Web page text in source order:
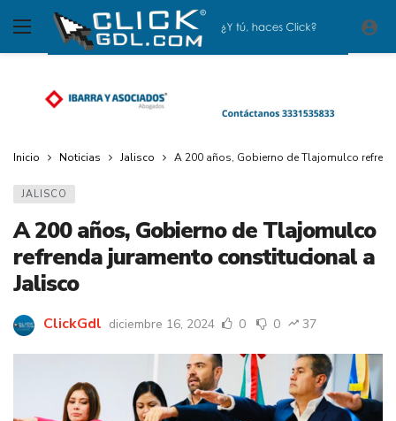
Inicio Noticias Jalisco A 200 años, Gobierno de Tlajomulco
JALISCO
A 200 años, Gobierno de Tlajomulco
refrenda juramento constitucional a
Jalisco
ClickGdl diciembre 16, 2024 0 0 37